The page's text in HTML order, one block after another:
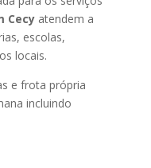
Cecy atendem a
escolas,
locais.
e frota própria
incluindo